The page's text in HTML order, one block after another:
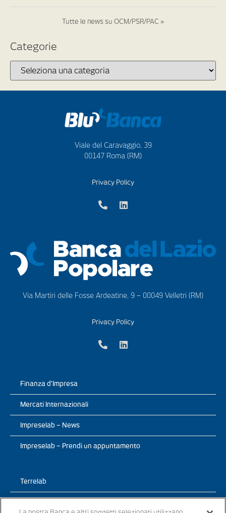
Tutte le news su OCM/PSR/PAC »
Categorie
Viale del Caravaggio, 39
00147 Roma (RM)
Privacy Policy
Via Martiri delle Fosse Ardeatine, 9 – 00049 Velletri (RM)
Privacy Policy
Finanza d’Impresa
Mercati Internazionali
Impreselab – News
Impreselab – Prendi un appuntamento
Terrelab